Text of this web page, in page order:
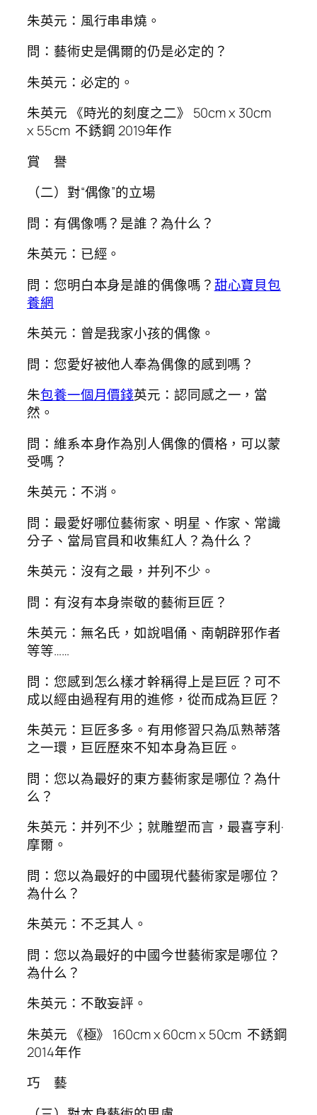
朱英元：風行串串燒。
問：藝術史是偶爾的仍是必定的？
朱英元：必定的。
朱英元 《時光的刻度之二》 50cm x 30cm
x 55cm 不銹鋼 2019年作
賞 譽
（二）對“偶像”的立場
問：有偶像嗎？是誰？為什么？
朱英元：已經。
問：您明白本身是誰的偶像嗎？甜心寶貝包
養網
朱英元：曾是我家小孩的偶像。
問：您愛好被他人奉為偶像的感到嗎？
朱包養一個月價錢英元：認同感之一，當
然。
問：維系本身作為別人偶像的價格，可以蒙
受嗎？
朱英元：不消。
問：最愛好哪位藝術家、明星、作家、常識
分子、當局官員和收集紅人？為什么？
朱英元：沒有之最，并列不少。
問：有沒有本身崇敬的藝術巨匠？
朱英元：無名氏，如說唱俑、南朝辟邪作者
等等……
問：您感到怎么樣才幹稱得上是巨匠？可不
成以經由過程有用的進修，從而成為巨匠？
朱英元：巨匠多多。有用修習只為瓜熟蒂落
之一環，巨匠歷來不知本身為巨匠。
問：您以為最好的東方藝術家是哪位？為什
么？
朱英元：并列不少；就雕塑而言，最喜亨利·
摩爾。
問：您以為最好的中國現代藝術家是哪位？
為什么？
朱英元：不乏其人。
問：您以為最好的中國今世藝術家是哪位？
為什么？
朱英元：不敢妄評。
朱英元 《極》 160cm x 60cm x 50cm 不銹鋼
2014年作
巧 藝